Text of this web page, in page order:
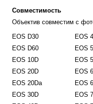
Совместимость
Объектив совместим с
EOS D30
EOS D60
EOS 10D
EOS 20D
EOS 20Da
EOS 30D
EOS
EOS
EOS
EOS
EOS
EOS